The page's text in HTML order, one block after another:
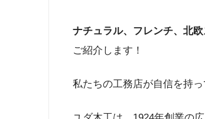
ナチュラル、フレンチ、北
ご紹介します！
私たちの工務店が自信を持っ